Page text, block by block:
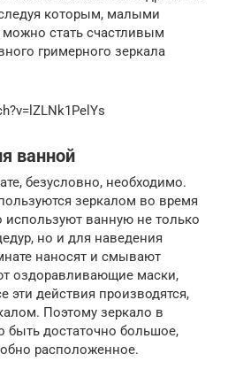
которым, малыми
стать счастливым
гримерного зеркала
ванной
безусловно, необходимо.
зеркалом во время
ванную не только
но и для наведения
наносят и смывают
оздоравливающие маски,
эти действия производятся,
Поэтому зеркало в
быть достаточно большое,
расположенное.